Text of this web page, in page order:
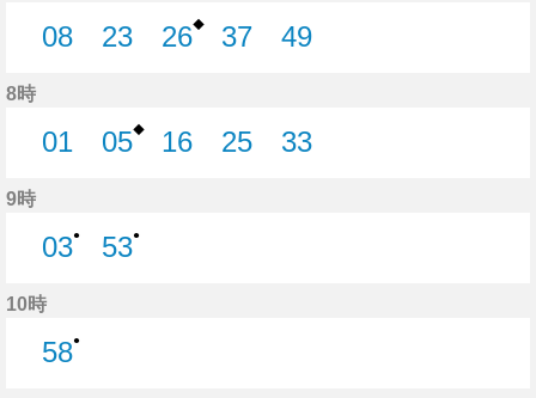
08
23
26◆
37
49
8時
01
05◆
16
25
33
9時
03●
53●
10時
58●